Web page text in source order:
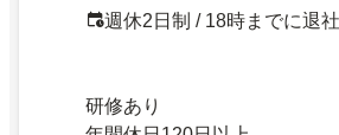
週休2日制 / 18時までに退
研修あり